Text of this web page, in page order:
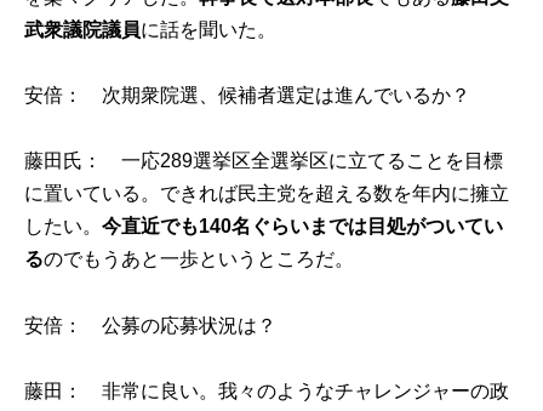
武衆議院議員に話を聞いた。
安倍： 次期衆院選、候補者選定は進んでいるか？
藤田氏： 一応289選挙区全選挙区に立てることを目標
に置いている。できれば民主党を超える数を年内に擁立
したい。今直近でも140名ぐらいまでは目処がついてい
るのでもうあと一歩というところだ。
安倍： 公募の応募状況は？
藤田： 非常に良い。我々のようなチャレンジャーの政